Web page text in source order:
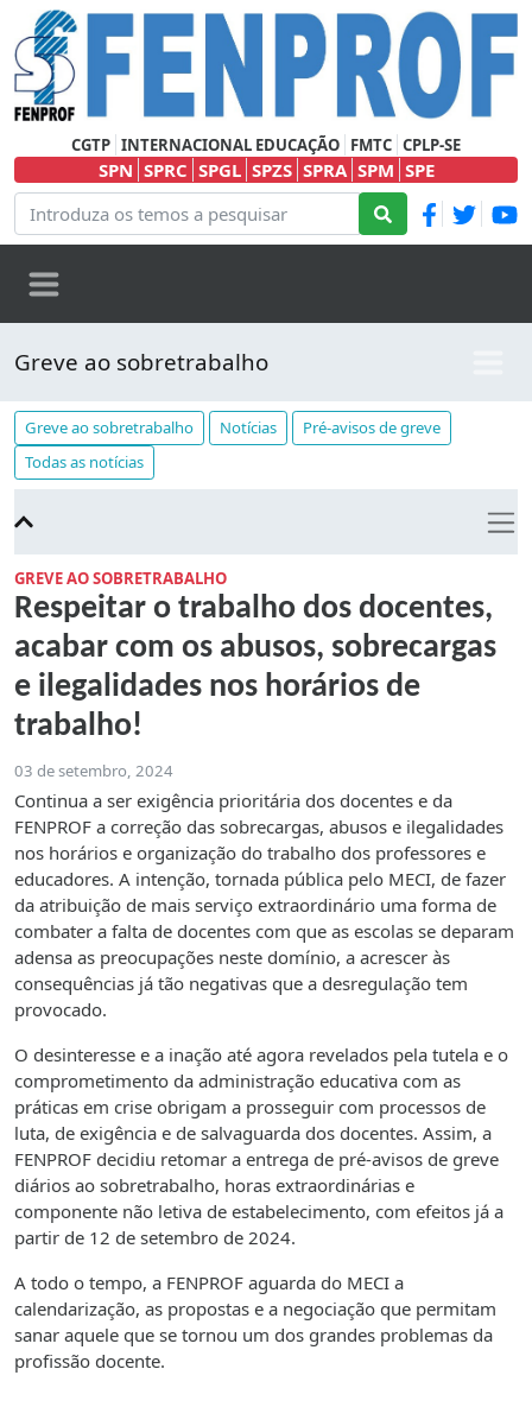
CGTP INTERNACIONAL EDUCAÇÃO FMTC CPLP-SE
SPN SPRC SPGL SPZS SPRA SPM SPE
Greve ao sobretrabalho
Greve ao sobretrabalho Notícias
Pré-avisos de greve
Todas as notícias
GREVE AO SOBRETRABALHO
Respeitar o trabalho dos docentes,
acabar com os abusos, sobrecargas
e ilegalidades nos horários de
trabalho!
03 de setembro, 2024
Continua a ser exigência prioritária dos docentes e da
FENPROF a correção das sobrecargas, abusos e ilegalidades
nos horários e organização do trabalho dos professores e
educadores. A intenção, tornada pública pelo MECI, de fazer
da atribuição de mais serviço extraordinário uma forma de
combater a falta de docentes com que as escolas se deparam
adensa as preocupações neste domínio, a acrescer às
consequências já tão negativas que a desregulação tem
provocado.
O desinteresse e a inação até agora revelados pela tutela e o
comprometimento da administração educativa com as
práticas em crise obrigam a prosseguir com processos de
luta, de exigência e de salvaguarda dos docentes. Assim, a
FENPROF decidiu retomar a entrega de pré-avisos de greve
diários ao sobretrabalho, horas extraordinárias e
componente não letiva de estabelecimento, com efeitos já a
partir de 12 de setembro de 2024.
A todo o tempo, a FENPROF aguarda do MECI a
calendarização, as propostas e a negociação que permitam
sanar aquele que se tornou um dos grandes problemas da
profissão docente.